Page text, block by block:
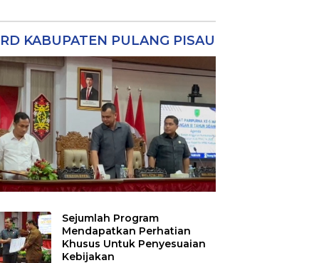
KABUPATEN PULANG PISAU
Sejumlah Program
Mendapatkan Perhatian
Khusus Untuk Penyesuaian
Kebijakan